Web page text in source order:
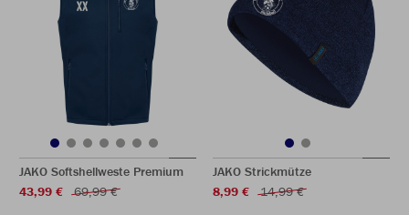
JAKO Softshellweste Premium
43,99 €
69,99 €
JAKO Strickmütze
8,99 €
14,99 €